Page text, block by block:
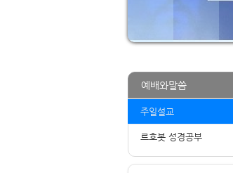
예배와말씀
주일설교
르호봇 성경공부